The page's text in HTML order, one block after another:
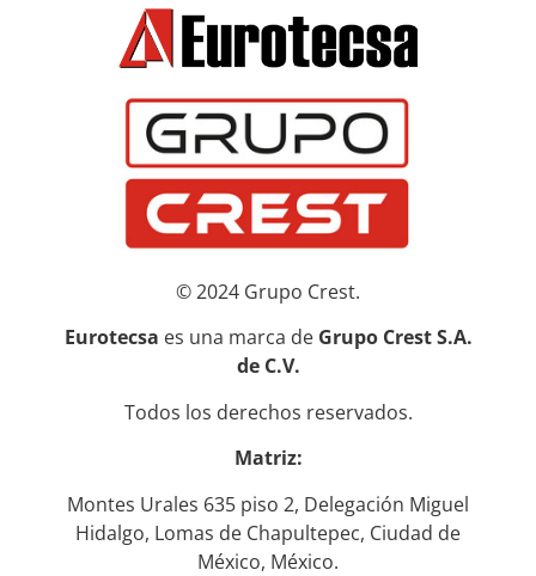
© 2024 Grupo Crest.
Eurotecsa es una marca de Grupo Crest S.A.
de C.V.
Todos los derechos reservados.
Matriz:
Montes Urales 635 piso 2, Delegación Miguel
Hidalgo, Lomas de Chapultepec, Ciudad de
México, México.